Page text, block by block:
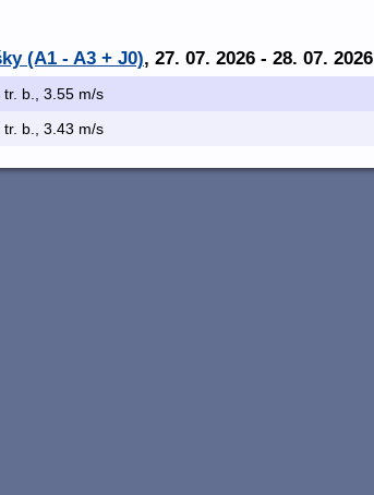
(A1 - A3 + J0), 27. 07. 2026 - 28. 07. 2026
b., 3.55 m/s
b., 3.43 m/s